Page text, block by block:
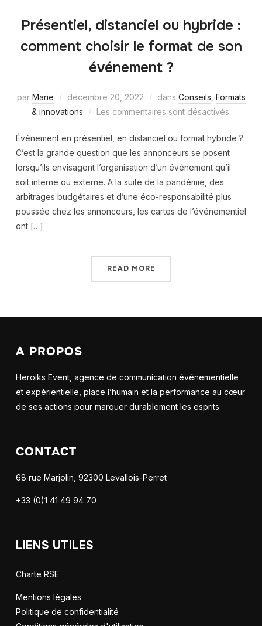
Présentiel, distanciel ou hybride :
comment choisir le format de son
événement ?
par Marie décembre 20, 2022 dans Conseils Formats
& innovations
Les commentaires sont désactivés.
Événement en présentiel, en distanciel ou format hybride ?
C’est la grande question que les annonceurs se posent
lorsqu’ils envisagent l’organisation d’un événement qu’il
soit interne ou externe. A la suite de la pandémie, des
arbitrages budgétaires et d’une éco-responsabilité plus
poussée chez les annonceurs, les cartes de l’événementiel
ont […]
READ MORE
A PROPOS
Heroiks Event, agence de communication événementielle
et expérientielle, place l’humain et la performance au cœur
de ses actions pour marquer durablement les esprits.
CONTACT
68 rue Marjolin, 92300 Levallois-Perret
+33 (0)1 41 49 94 70
LIENS UTILES
Charte RSE
Mentions légales
Politique de confidentialité